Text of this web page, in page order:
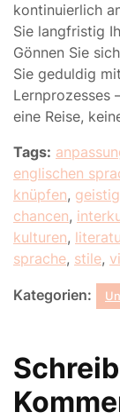
kontinuierlich
Sie langfristig
Gönnen Sie
Sie geduldig
Lernprozesses
eine Reise,
Tags:
englischen
knüpfen,
chancen,
kulturen,
sprache, stile,
Kategorien: